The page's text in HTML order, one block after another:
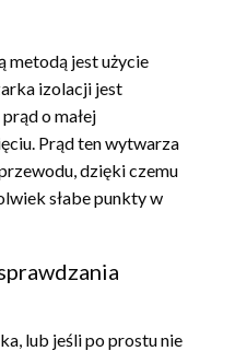
metodą jest użycie
izolacji jest
o małej
Prąd ten wytwarza
dzięki czemu
słabe punkty w
lub jeśli po prostu nie